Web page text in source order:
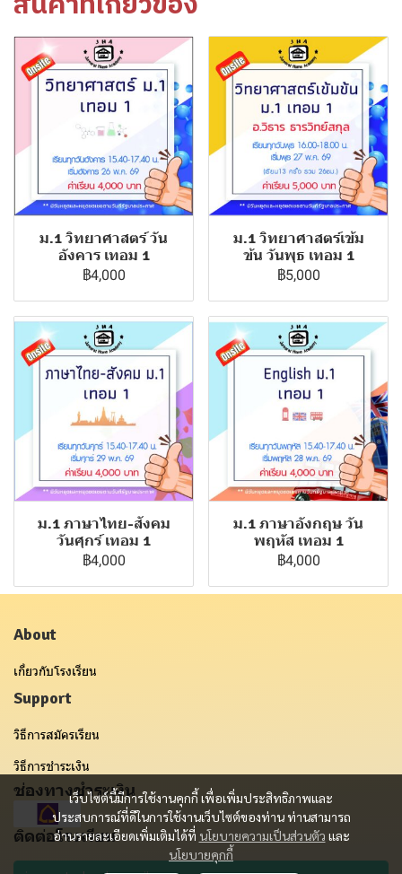
ม.1 วิทยาศาสตร์ วัน
อังคาร เทอม 1
฿4,000
ม.1 วิทยาศาสตร์เข้ม
ข้น วันพุธ เทอม 1
฿5,000
ม.1 ภาษาไทย-สังคม
วันศุกร์ เทอม 1
฿4,000
ม.1 ภาษาอังกฤษ วัน
พฤหัส เทอม 1
฿4,000
เว็บไซต์นี้มีการใช้งานคุกกี้ เพื่อเพิ่มประสิทธิภาพและ
ประสบการณ์ที่ดีในการใช้งานเว็บไซต์ของท่าน ท่านสามารถ
อ่านรายละเอียดเพิ่มเติมได้ที่ นโยบายความเป็นส่วนตัว และ
นโยบายคุกกี้
About
เกี่ยวกับโรงเรียน
Support
วิธีการสมัครเรียน
วิธีการชำระเงิน
ช่องทางชำระเงิน
ติดต่อโรงเรียน